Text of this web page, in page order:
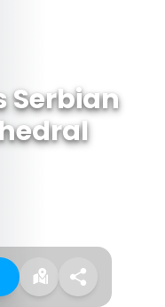
Serbian